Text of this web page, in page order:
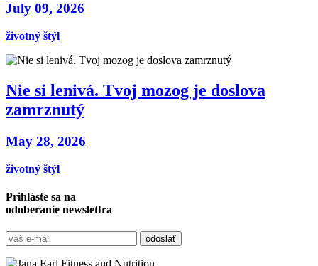
July 09, 2026
životný štýl
Nie si lenivá. Tvoj mozog je doslova
zamrznutý
May 28, 2026
životný štýl
Prihláste sa na
odoberanie newslettra